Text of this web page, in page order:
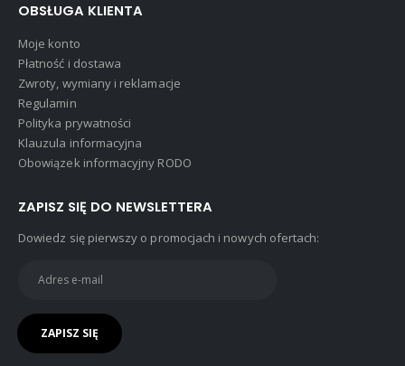
OBSŁUGA KLIENTA
Moje konto
Płatność i dostawa
Zwroty, wymiany i reklamacje
Regulamin
Polityka prywatności
Klauzula informacyjna
Obowiązek informacyjny RODO
ZAPISZ SIĘ DO NEWSLETTERA
Dowiedz się pierwszy o promocjach i nowych ofertach: